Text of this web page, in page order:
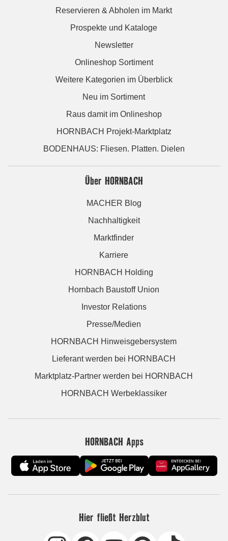
Reservieren & Abholen im Markt
Prospekte und Kataloge
Newsletter
Onlineshop Sortiment
Weitere Kategorien im Überblick
Neu im Sortiment
Raus damit im Onlineshop
HORNBACH Projekt-Marktplatz
BODENHAUS: Fliesen. Platten. Dielen
Über HORNBACH
MACHER Blog
Nachhaltigkeit
Marktfinder
Karriere
HORNBACH Holding
Hornbach Baustoff Union
Investor Relations
Presse/Medien
HORNBACH Hinweisgebersystem
Lieferant werden bei HORNBACH
Marktplatz-Partner werden bei HORNBACH
HORNBACH Werbeklassiker
HORNBACH Apps
Hier fließt Herzblut